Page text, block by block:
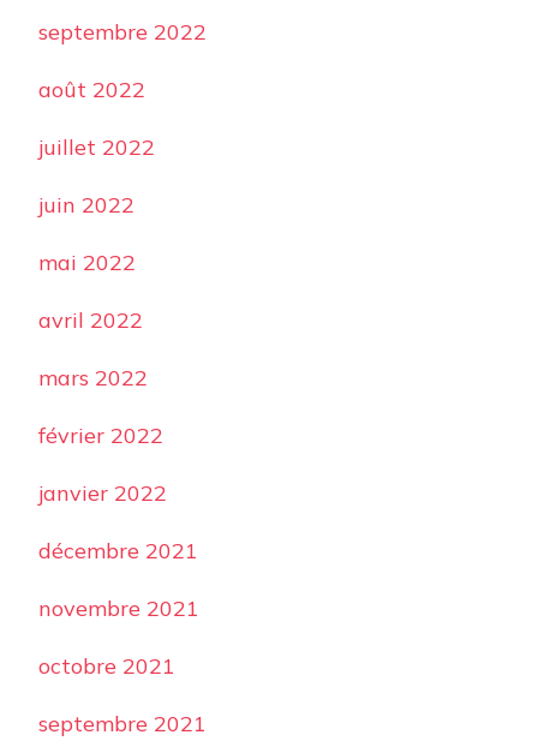
septembre 2022
août 2022
juillet 2022
juin 2022
mai 2022
avril 2022
mars 2022
février 2022
janvier 2022
décembre 2021
novembre 2021
octobre 2021
septembre 2021